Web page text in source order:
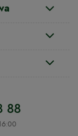
88